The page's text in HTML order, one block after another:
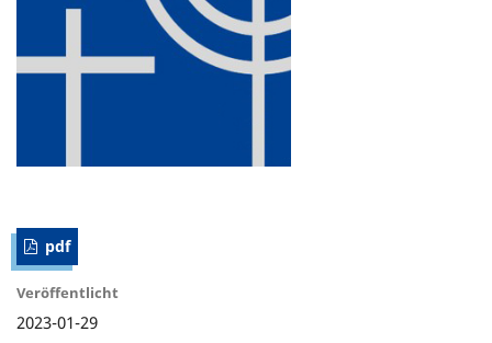
pdf
Veröffentlicht
2023-01-29